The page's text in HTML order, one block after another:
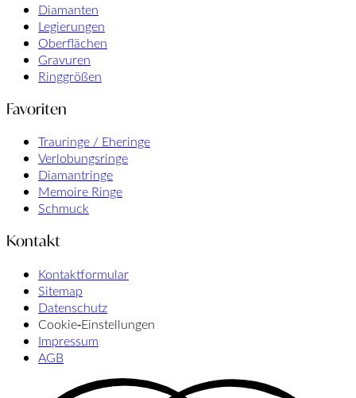
Diamanten
Legierungen
Oberflächen
Gravuren
Ringgrößen
Favoriten
Trauringe / Eheringe
Verlobungsringe
Diamantringe
Memoire Ringe
Schmuck
Kontakt
Kontaktformular
Sitemap
Datenschutz
Cookie‑Einstellungen
Impressum
AGB